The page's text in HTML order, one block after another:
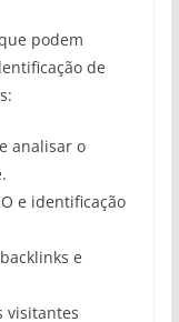
podem
de
analisar o
e identificação
e
visitantes